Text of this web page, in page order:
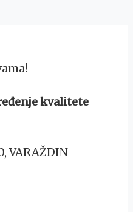
kvalitete
VARAŽDIN